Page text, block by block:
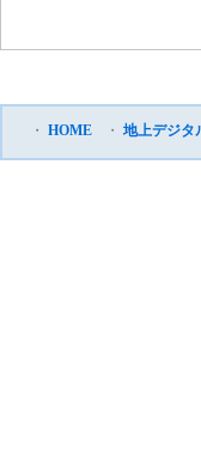
・ HOME ・ 地上デジタ